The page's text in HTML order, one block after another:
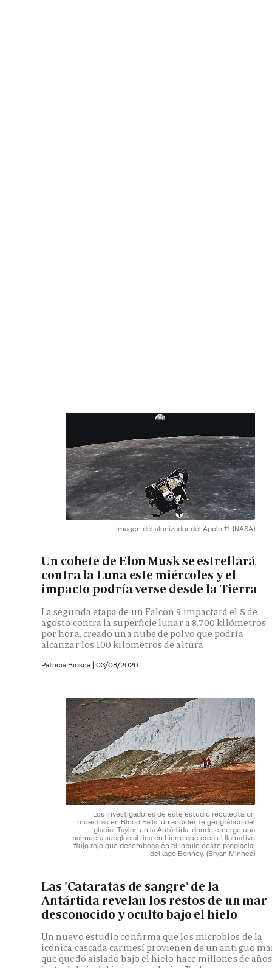
Imagen del alunizador del Apolo 11. (NASA)
Un cohete de Elon Musk se estrellará
contra la Luna este miércoles y el
impacto podría verse desde la Tierra
La segunda etapa de un Falcon 9 impactará el 5 de
agosto contra la superficie lunar a 8.700 kilómetros
por hora, creado una nube de polvo que podría
alcanzar los 100 kilómetros de altura
Patricia Biosca | 03/08/2026
Los investigadores de este estudio recolectaron
muestras en Blood Falls, un accidente geográfico del
glaciar Taylor, en la Antártida, donde emerge una
salmuera subglacial rica en hierro que crea el llamativo
flujo rojo que desemboca en el lóbulo oeste proglacial
del lago Bonney. (Bryan Minnea)
Las 'Cataratas de sangre' de la
Antártida revelan los restos de un mar
desconocido y oculto bajo el hielo
Un nuevo estudio confirma que los microbios de la
icónica cascada carmesí provienen de un antiguo
que quedó aislado bajo el hielo hace millones de años